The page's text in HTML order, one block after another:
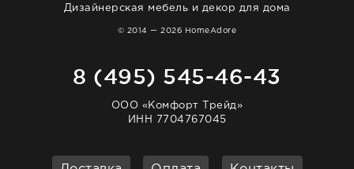
Дизайнерская мебель и декор для дома
© 2014 — 2026 HomeAdore
8 (495) 545-46-43
ООО «Комфорт Трейд»
ИНН 7704767045